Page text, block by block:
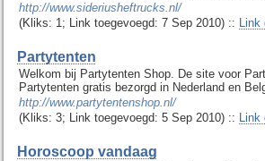
http://www.sideriusheftrucks.nl/
(Kliks: 1; Link toegevoegd: 7 Sep 2010) :: Link
Partytenten
Welkom bij Partytenten Shop. De site voor
Partytenten gratis bezorgd in Nederland en
http://www.partytentenshop.nl/
(Kliks: 3; Link toegevoegd: 5 Sep 2010) :: Link
Horoscoop vandaag